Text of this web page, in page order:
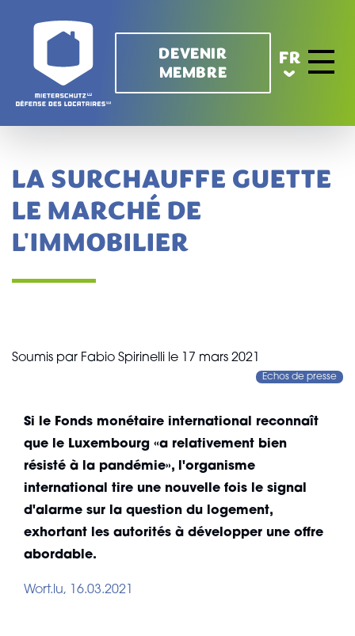
DEVENIR
MEMBRE
FR
Toggle
LA SURCHAUFFE GUETTE
LE MARCHÉ DE
L'IMMOBILIER
Soumis par Fabio Spirinelli le 17 mars 2021
Echos de presse
Si le Fonds monétaire international reconnaît
que le Luxembourg «a relativement bien
résisté à la pandémie», l'organisme
international tire une nouvelle fois le signal
d'alarme sur la question du logement,
exhortant les autorités à développer une offre
abordable.
Wort.lu, 16.03.2021